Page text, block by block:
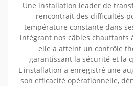
Une installation leader de
rencontrait des difficultés
température constante dans
intégrant nos câbles chauffants
elle a atteint un contrôle
garantissant la sécurité et la
L'installation a enregistré une
son efficacité opérationnelle,